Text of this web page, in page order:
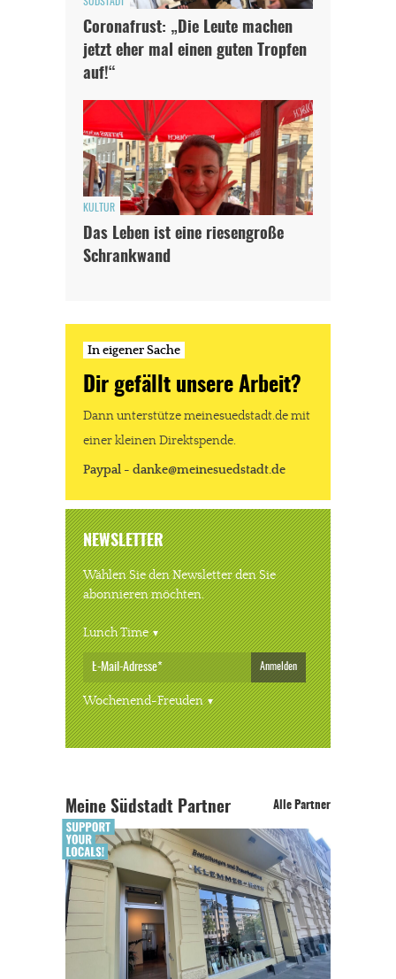
Coronafrust: „Die Leute machen
jetzt eher mal einen guten Tropfen
auf!“
KULTUR
Das Leben ist eine riesengroße
Schrankwand
In eigener Sache
Dir gefällt unsere Arbeit?
Dann unterstütze meinesuedstadt.de mit
einer kleinen Direktspende.
Paypal - danke@meinesuedstadt.de
NEWSLETTER
Wählen Sie den Newsletter den Sie
abonnieren möchten.
Lunch Time
Anmelden
Wochenend-Freuden
Meine Südstadt Partner Alle Partner